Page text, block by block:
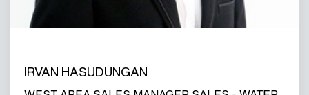
IRVAN HASUDUNGAN